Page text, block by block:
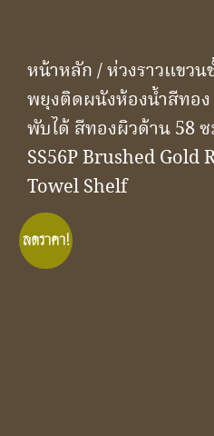
หน้าหลัก/ห่วงราวแขวน
พยุงติดผนังห้องน้ำสีทอง
พับได้ สีทองผิวด้าน 58
SS56P Brushed Gold
Towel Shelf
ลดราคา!